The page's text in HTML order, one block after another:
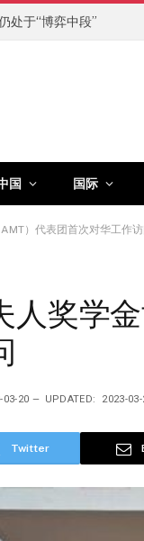
处于“博弈中段”
国 国际
）代表团首次对华工作
人奖学
03-20 UPDATED: 2023-
Twitter